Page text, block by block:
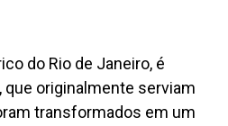
do Rio de Janeiro, é
originalmente serviam
transformados em um